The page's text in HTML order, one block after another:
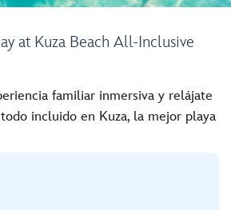
at Kuza Beach All-Inclusive
familiar inmersiva y relájate
incluido en Kuza, la mejor playa